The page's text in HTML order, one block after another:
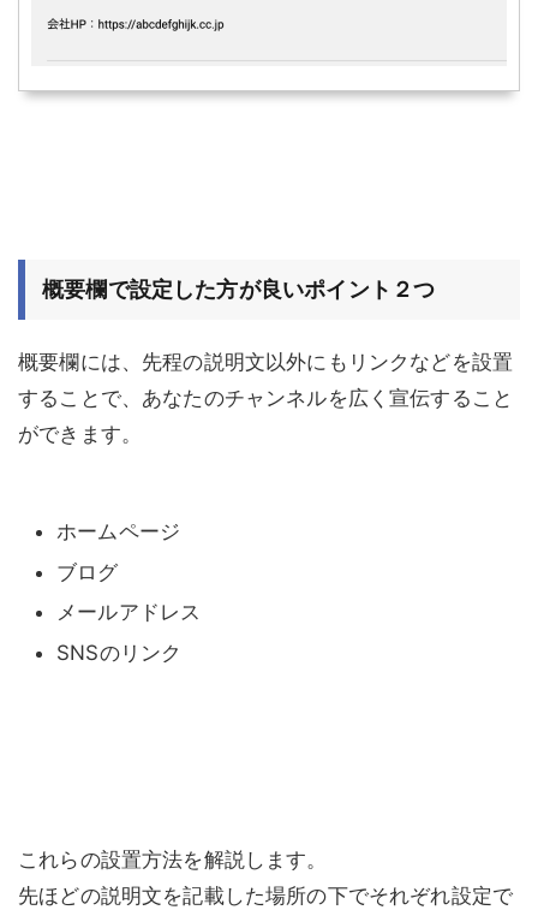
概要欄で設定した方が良いポイント２つ
概要欄には、先程の説明文以外にもリンクなどを設置
することで、あなたのチャンネルを広く宣伝すること
ができます。
ホームページ
ブログ
メールアドレス
SNSのリンク
これらの設置方法を解説します。
先ほどの説明文を記載した場所の下でそれぞれ設定で